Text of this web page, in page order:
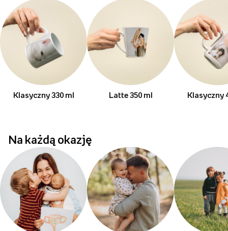
Klasyczny 330 ml Latte 350 ml Klasyczny
Na każdą okazję